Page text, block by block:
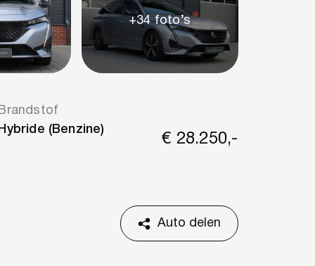
+34 foto’s
(Benzine)
€ 28.250,-
Auto delen